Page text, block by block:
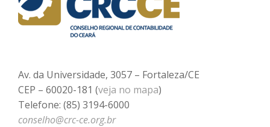
Av. da Universidade, 3057 – Fortaleza/CE
CEP – 60020-181 (veja no mapa)
Telefone: (85) 3194-6000
conselho@crc-ce.org.br